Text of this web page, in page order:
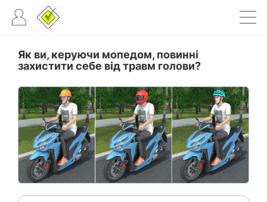
Як ви, керуючи мопедом, повинні
захистити себе від травм голови?